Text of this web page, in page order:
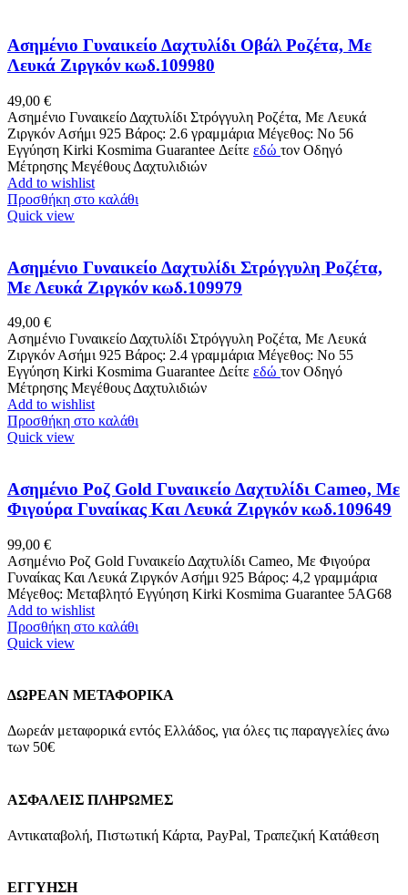
Ασημένιο Γυναικείο Δαχτυλίδι Οβάλ Ροζέτα, Με
Λευκά Ζιργκόν κωδ.109980
49,00 €
Ασημένιο Γυναικείο Δαχτυλίδι Στρόγγυλη Ροζέτα, Με Λευκά
Ζιργκόν Ασήμι 925 Βάρος: 2.6 γραμμάρια Μέγεθος: No 56
Εγγύηση Kirki Kosmima Guarantee Δείτε εδώ τον Οδηγό
Μέτρησης Μεγέθους Δαχτυλιδιών
Add to wishlist
Προσθήκη στο καλάθι
Quick view
Ασημένιο Γυναικείο Δαχτυλίδι Στρόγγυλη Ροζέτα,
Με Λευκά Ζιργκόν κωδ.109979
49,00 €
Ασημένιο Γυναικείο Δαχτυλίδι Στρόγγυλη Ροζέτα, Με Λευκά
Ζιργκόν Ασήμι 925 Βάρος: 2.4 γραμμάρια Μέγεθος: No 55
Εγγύηση Kirki Kosmima Guarantee Δείτε εδώ τον Οδηγό
Μέτρησης Μεγέθους Δαχτυλιδιών
Add to wishlist
Προσθήκη στο καλάθι
Quick view
Ασημένιο Ροζ Gold Γυναικείο Δαχτυλίδι Cameo, Με
Φιγούρα Γυναίκας Και Λευκά Ζιργκόν κωδ.109649
99,00 €
Ασημένιο Ροζ Gold Γυναικείο Δαχτυλίδι Cameo, Με Φιγούρα
Γυναίκας Και Λευκά Ζιργκόν Ασήμι 925 Βάρος: 4,2 γραμμάρια
Μέγεθος: Μεταβλητό Εγγύηση Kirki Kosmima Guarantee 5AG68
Add to wishlist
Προσθήκη στο καλάθι
Quick view
ΔΩΡΕΑΝ ΜΕΤΑΦΟΡΙΚΑ
Δωρεάν μεταφορικά εντός Ελλάδος, για όλες τις παραγγελίες άνω
των 50€
ΑΣΦΑΛΕΙΣ ΠΛΗΡΩΜΕΣ
Αντικαταβολή, Πιστωτική Κάρτα, PayPal, Τραπεζική Kατάθεση
ΕΓΓΥΗΣΗ